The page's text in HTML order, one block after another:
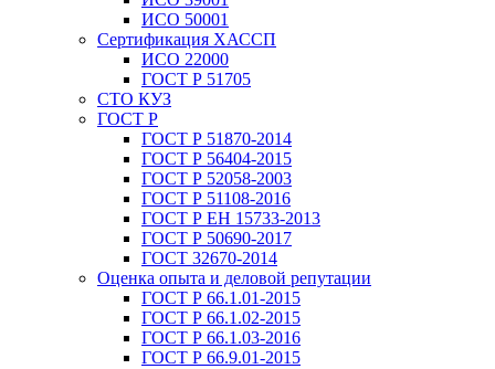
ИСО 50001
Сертификация ХАССП
ИСО 22000
ГОСТ Р 51705
СТО КУЗ
ГОСТ Р
ГОСТ Р 51870-2014
ГОСТ Р 56404-2015
ГОСТ Р 52058-2003
ГОСТ Р 51108-2016
ГОСТ Р ЕН 15733-2013
ГОСТ Р 50690-2017
ГОСТ 32670-2014
Оценка опыта и деловой репутации
ГОСТ Р 66.1.01-2015
ГОСТ Р 66.1.02-2015
ГОСТ Р 66.1.03-2016
ГОСТ Р 66.9.01-2015